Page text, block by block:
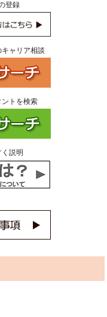
登録
キャリア相談
トを検索
説明